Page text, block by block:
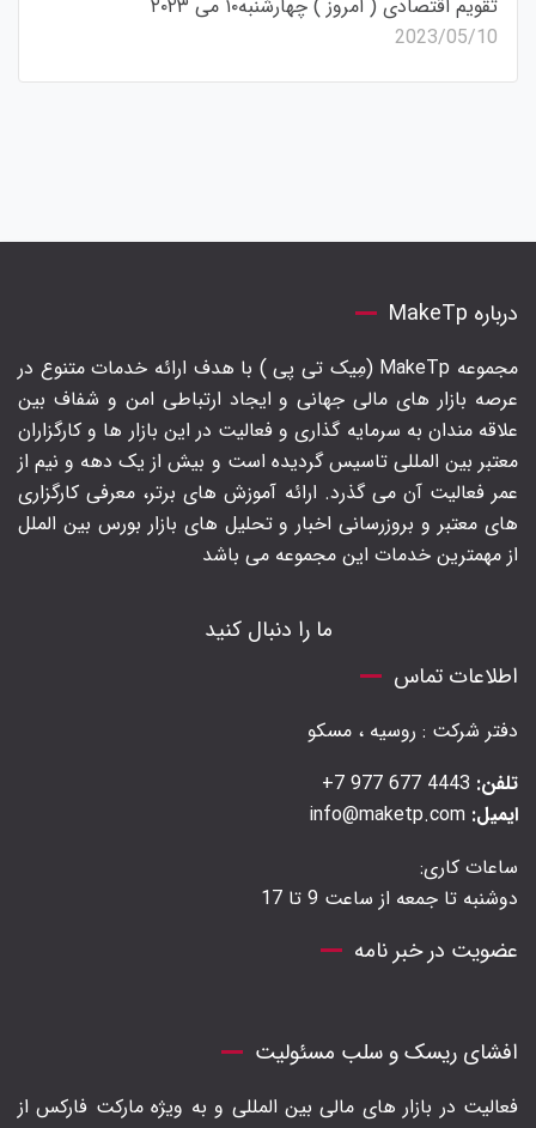
تقویم اقتصادی ( امروز ) چهارشنبه۱۰ می ۲۰۲۳
2023/05/10
درباره MakeTp
مجموعه MakeTp (مِیک تی پی ) با هدف ارائه خدمات متنوع در
عرصه بازار های مالی جهانی و ایجاد ارتباطی امن و شفاف بین
علاقه مندان به سرمایه گذاری و فعالیت در این بازار ها و کارگزاران
معتبر بین المللی تاسیس گردیده است و بیش از یک دهه و نیم از
عمر فعالیت آن می گذرد. ارائه آموزش های برتر‍، معرفی کارگزاری
های معتبر و بروزرسانی اخبار و تحلیل های بازار بورس بین الملل
از مهمترین خدمات این مجموعه می باشد
ما را دنبال کنید
اطلاعات تماس
دفتر شرکت : روسیه ، مسکو
تلفن:
ایمیل:
ساعات کاری:
دوشنبه تا جمعه از ساعت 9 تا 17
عضویت در خبر نامه
افشای ریسک و سلب مسئولیت
فعالیت در بازار های مالی بین المللی و به ویژه مارکت فارکس از